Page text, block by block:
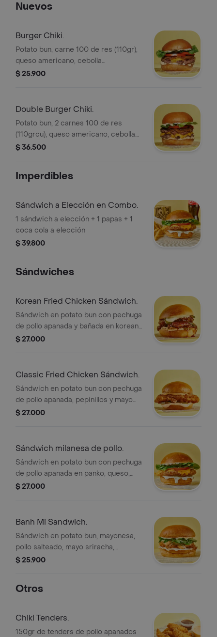
Nuevos
Burger Chiki.
Potato bun, carne 100 de res (110gr),
queso americano, cebolla
caramelizada, vegetales, mostaza y
$ 25.900
Double Burger Chiki.
Potato bun, 2 carnes 100 de res
(110grcu), queso americano, cebolla
caramelizada, vegetales, mostaza y
$ 36.500
Imperdibles
Sándwich a Elección en Combo.
1 sándwich a elección + 1 papas + 1
coca cola a elección
$ 39.800
Sándwiches
Korean Fried Chicken Sándwich.
Sándwich en potato bun con pechuga
de pollo apanada y bañada en korean
hot sauce, kimchi coleslaw, asian
$ 27.000
Classic Fried Chicken Sándwich.
Sándwich en potato bun con pechuga
de pollo apanada, pepinillos y mayo
sriracha.
$ 27.000
Sándwich milanesa de pollo.
Sándwich en potato bun con pechuga
de pollo apanada en panko, queso,
lechuga, tomate, pepinillos y mayo ajo
$ 27.000
Banh Mi Sandwich.
Sándwich en potato bun, mayonesa,
pollo salteado, mayo sriracha,
encurtido asiático y ensaladilla de
$ 25.900
Otros
Chiki Tenders.
150gr de tenders de pollo apanados